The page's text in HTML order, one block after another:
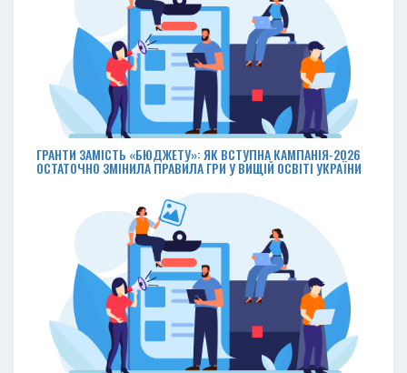
ГРАНТИ ЗАМІСТЬ «БЮДЖЕТУ»: ЯК ВСТУПНА КАМПАНІЯ-2026
ОСТАТОЧНО ЗМІНИЛА ПРАВИЛА ГРИ У ВИЩІЙ ОСВІТІ УКРАЇНИ